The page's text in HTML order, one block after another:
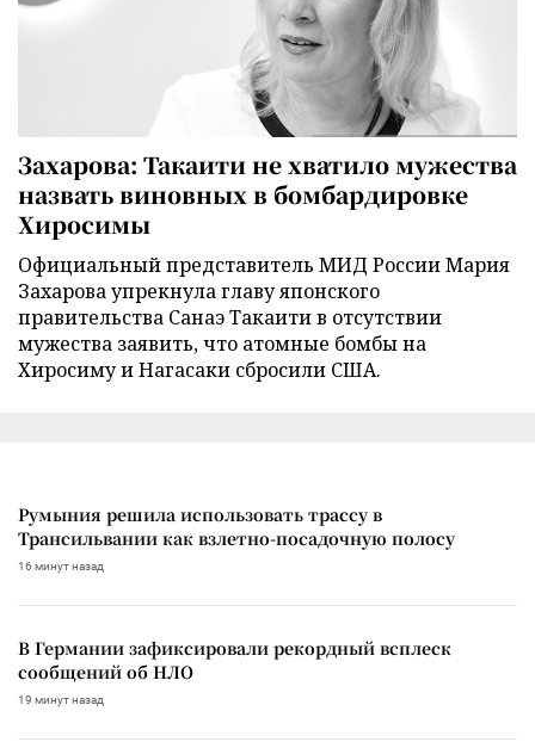
Захарова: Такаити не хватило мужества
назвать виновных в бомбардировке
Хиросимы
Официальный представитель МИД России Мария
Захарова упрекнула главу японского
правительства Санаэ Такаити в отсутствии
мужества заявить, что атомные бомбы на
Хиросиму и Нагасаки сбросили США.
Румыния решила использовать трассу в
Трансильвании как взлетно-посадочную полосу
16 минут назад
В Германии зафиксировали рекордный всплеск
сообщений об НЛО
19 минут назад